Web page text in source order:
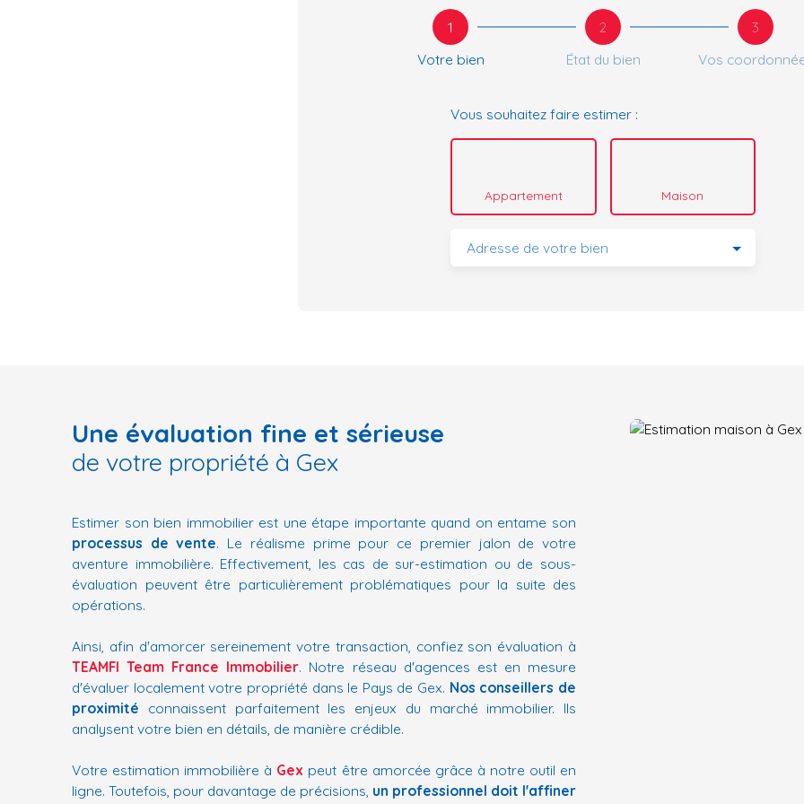
1
Votre bien
2
État du bien
3
Vos
Vous souhaitez faire estimer :
Appartement Maison
Adresse de votre bien
Une évaluation fine et sérieuse
de votre propriété à Gex
Estimer son bien immobilier est une étape importante quand on entame son
processus de vente. Le réalisme prime pour ce premier jalon de votre
aventure immobilière. Effectivement, les cas de sur-estimation ou de sous-
évaluation peuvent être particulièrement problématiques pour la suite des
opérations.
Ainsi, afin d'amorcer sereinement votre transaction, confiez son évaluation à
TEAMFI Team France Immobilier. Notre réseau d'agences est en mesure
d'évaluer localement votre propriété dans le Pays de Gex. Nos conseillers de
proximité connaissent parfaitement les enjeux du marché immobilier. Ils
analysent votre bien en détails, de manière crédible.
Votre estimation immobilière à Gex peut être amorcée grâce à notre outil en
ligne. Toutefois, pour davantage de précisions, un professionnel doit l'affiner